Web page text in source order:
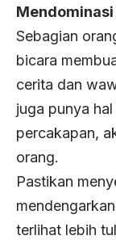
Sebagian
bicara
cerita dan
juga punya
percakapan,
orang.
Pastikan
terlihat lebih